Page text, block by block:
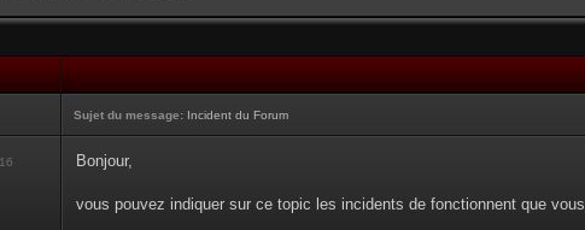
Sujet du message: Incident du Forum
Bonjour,
vous pouvez indiquer sur ce topic les incidents de fonctionnent que